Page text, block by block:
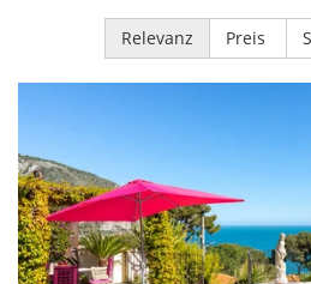
Relevanz Preis